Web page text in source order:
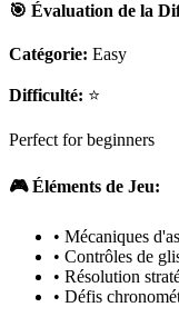
🎯 Évaluation de la
Catégorie: Easy
Difficulté: ⭐
Perfect for beginners
🎮 Éléments de Jeu:
• Mécaniques
• Contrôles de
• Résolution
• Défis